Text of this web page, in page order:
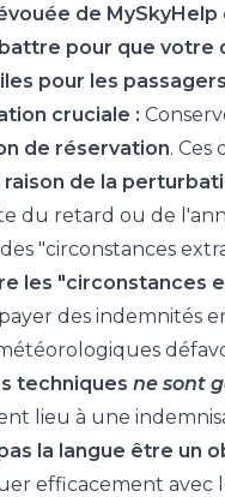
de
pour que votre
pour les
cruciale :
de réservation.
de la
du retard ou de
"circonstances
les "circonstances
des indemnités
techniquesne sont
lieu à une
la langue être un
efficacement avec